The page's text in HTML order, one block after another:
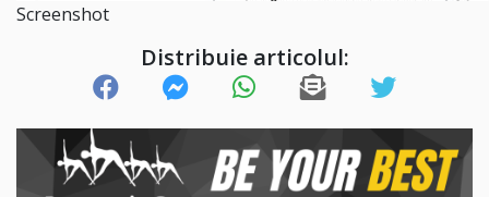
Screenshot
Distribuie articolul: